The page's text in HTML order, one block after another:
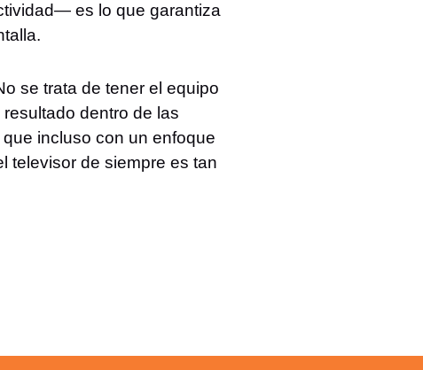
es lo que garantiza
se trata de tener el equipo
dentro de las
incluso con un enfoque
televisor de siempre es tan